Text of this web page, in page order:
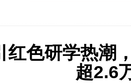
红色研学热潮
超2.6